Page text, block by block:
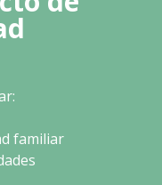
familiar